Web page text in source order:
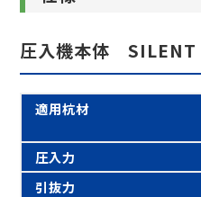
圧入機本体 SILENT
適用杭材
圧入力
引抜力